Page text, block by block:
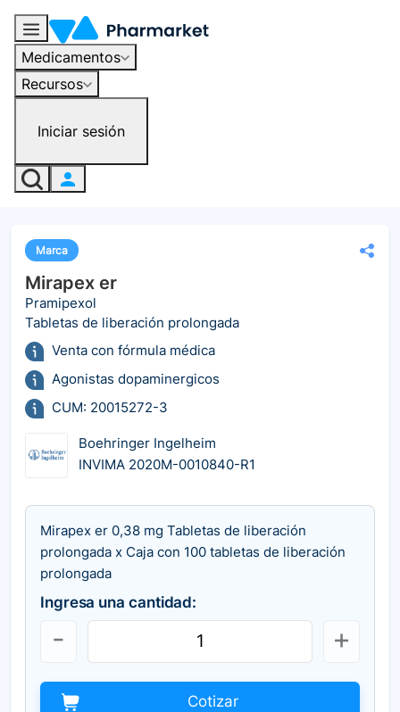
Medicamentos
Recursos
Iniciar sesión
Marca
Mirapex er
Pramipexol
Tabletas de liberación prolongada
Venta con fórmula médica
Agonistas dopaminergicos
CUM: 20015272-3
Boehringer Ingelheim
INVIMA 2020M-0010840-R1
Mirapex er 0,38 mg Tabletas de liberación
prolongada x Caja con 100 tabletas de liberación
prolongada
Ingresa una cantidad:
Cotizar